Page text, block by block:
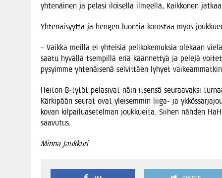
yhte­näi­nen ja pela­si iloi­sel­la ilmeel­lä, Kaik­ko­nen
Yhte­näi­syyt­tä ja hen­gen luon­tia koros­taa myös
– Vaik­ka meil­lä ei yhtei­siä peli­ko­ke­muk­sia ole­kaan
saa­tu hyväl­lä tsem­pil­lä eriä kään­net­tyä ja pele­jä
pysyim­me yhte­näi­se­nä sel­vit­täen lyhyet
Hei­ton B‑tytöt pela­si­vat näin itsen­sä seu­raa­vak­si
Kär­ki­pään seu­rat ovat ylei­sem­min lii­ga- ja
kovan kil­pai­lua­se­tel­man jouk­kuei­ta. Sii­hen näh­den
saavutus.
Min­na Jaukkuri